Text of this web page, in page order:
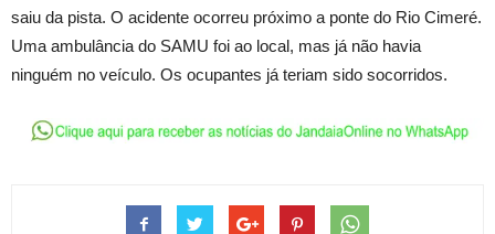
saiu da pista. O acidente ocorreu próximo a ponte do Rio Cimeré.
Uma ambulância do SAMU foi ao local, mas já não havia
ninguém no veículo. Os ocupantes já teriam sido socorridos.